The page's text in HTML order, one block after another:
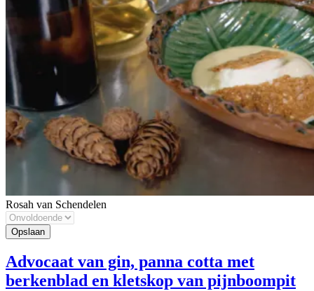
Rosah van Schendelen
Advocaat van gin, panna cotta met
berkenblad en kletskop van pijnboompit